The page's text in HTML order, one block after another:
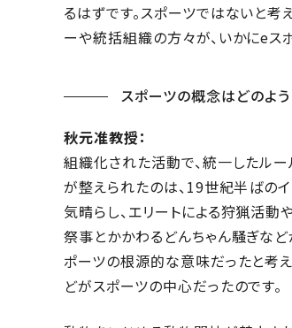
るはずです。スポーツではないと
ーや統括組織の方々が、いかにeス
スポーツの概念はどのよう
秋元准教授：
組織化された活動で、統一したル
が整えられたのは、19世紀半ばの
気晴らし、エリートによる狩猟活動
祭事とかかわるどんちゃん騒ぎな
ポーツの根源的な意味だったと考
どがスポーツの中心だったのです。